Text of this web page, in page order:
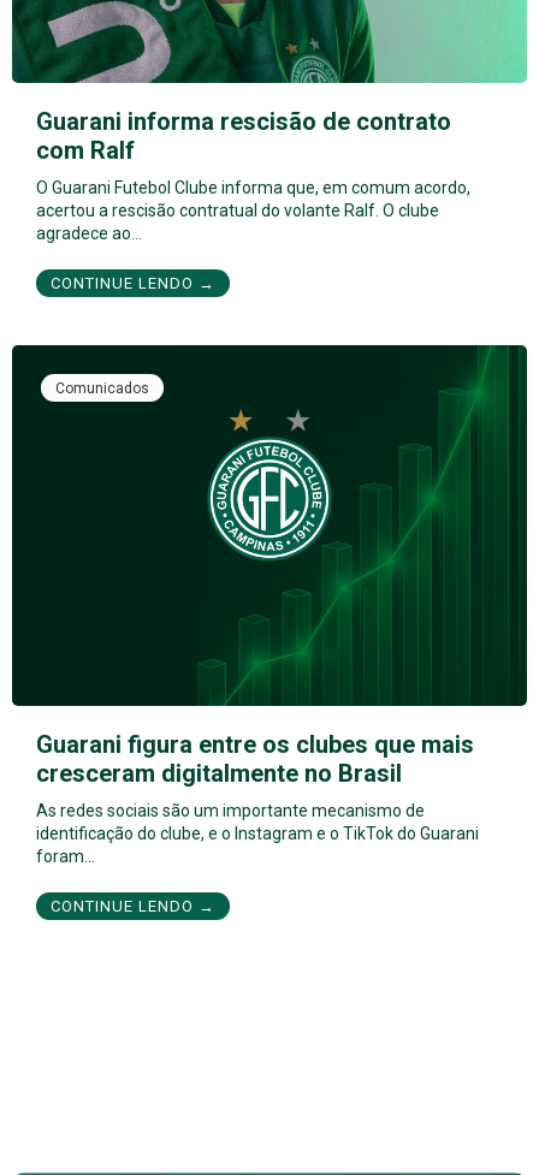
Guarani informa rescisão de contrato
com Ralf
O Guarani Futebol Clube informa que, em comum acordo,
acertou a rescisão contratual do volante Ralf. O clube
agradece ao…
CONTINUE LENDO →
Comunicados
Guarani figura entre os clubes que mais
cresceram digitalmente no Brasil
As redes sociais são um importante mecanismo de
identificação do clube, e o Instagram e o TikTok do Guarani
foram…
CONTINUE LENDO →